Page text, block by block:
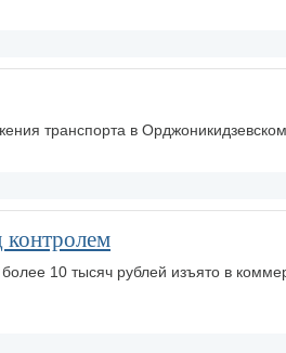
транспорта в
контролем
10 тысяч рублей изъято в